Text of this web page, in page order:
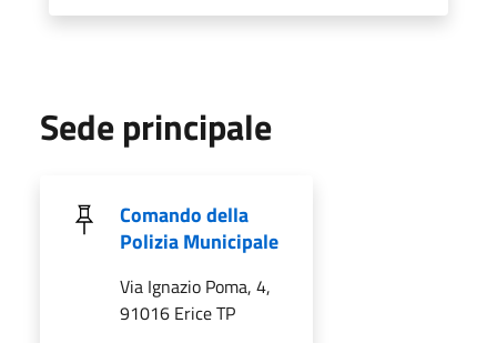
Sede principale
Comando della
Polizia Municipale
Via Ignazio Poma, 4,
91016 Erice TP